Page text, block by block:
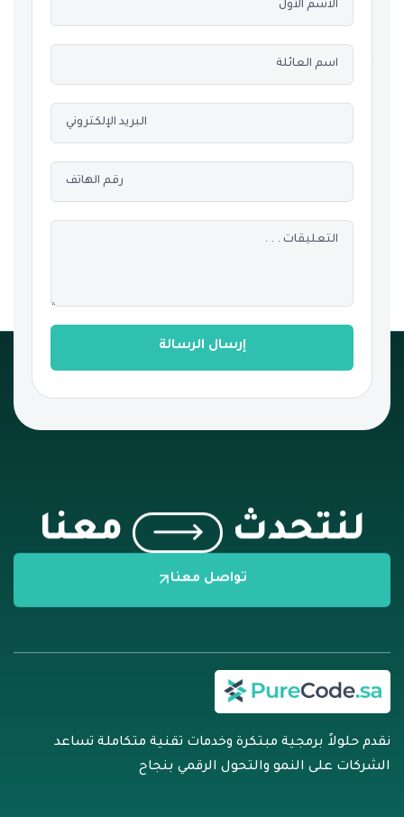
إرسال الرسالة
لنتحدث معنا
تواصل معنا
نقدم حلولاً برمجية مبتكرة وخدمات تقنية متكاملة تساعد
الشركات على النمو والتحول الرقمي بنجاح